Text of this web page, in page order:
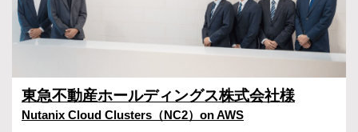
東急不動産ホールディングス株式会社様
Nutanix Cloud Clusters（NC2）on AWS